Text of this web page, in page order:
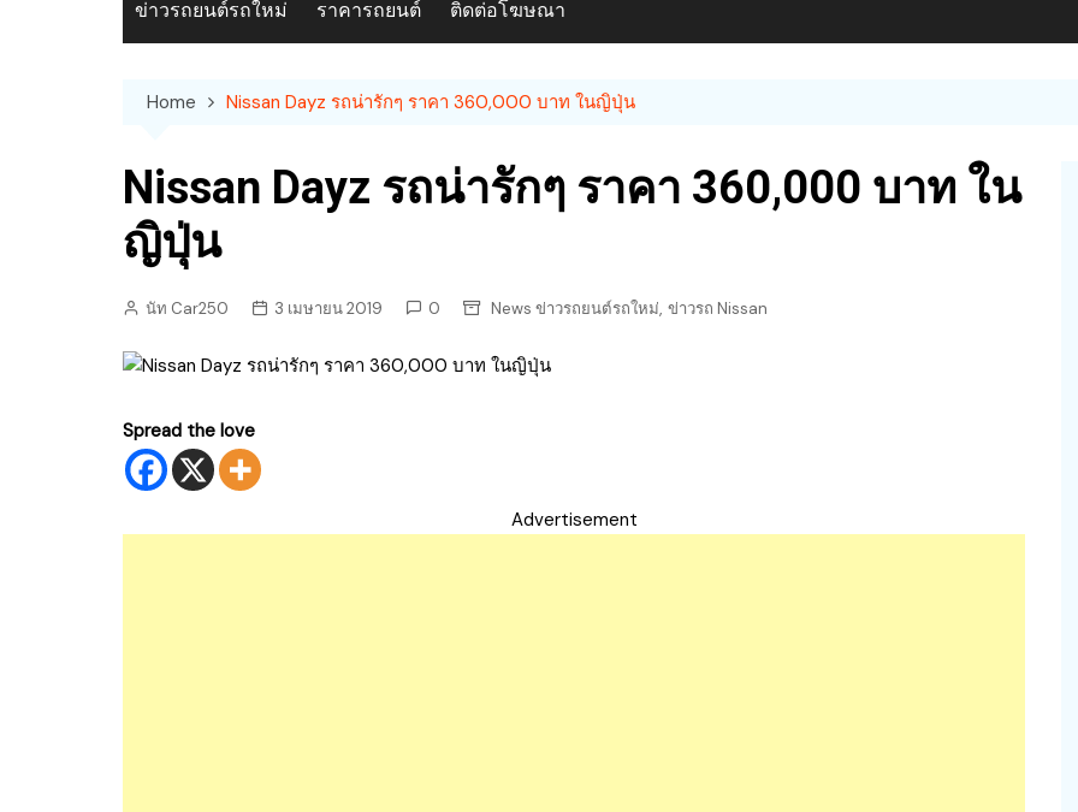
ข่าวรถยนต์รถใหม่ ราคารถยนต์ ติดต่อโฆษณา
Home Nissan Dayz รถน่ารักๆ ราคา 360,000 บาท ในญิปุ่น
Nissan Dayz รถน่ารักๆ ราคา 360,000 บาท ใน
ญิปุ่น
นัท Car250 3 เมษายน 2019 0 News ข่าวรถยนต์รถใหม่, ข่าวรถ Nissan
Spread the love
Advertisement